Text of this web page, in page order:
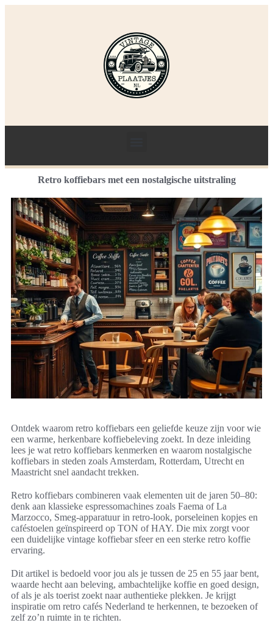
Retro koffiebars met een nostalgische uitstraling
Ontdek waarom retro koffiebars een geliefde keuze zijn voor wie
een warme, herkenbare koffiebeleving zoekt. In deze inleiding
lees je wat retro koffiebars kenmerken en waarom nostalgische
koffiebars in steden zoals Amsterdam, Rotterdam, Utrecht en
Maastricht snel aandacht trekken.
Retro koffiebars combineren vaak elementen uit de jaren 50–80:
denk aan klassieke espressomachines zoals Faema of La
Marzocco, Smeg-apparatuur in retro-look, porseleinen kopjes en
caféstoelen geïnspireerd op TON of HAY. Die mix zorgt voor
een duidelijke vintage koffiebar sfeer en een sterke retro koffie
ervaring.
Dit artikel is bedoeld voor jou als je tussen de 25 en 55 jaar bent,
waarde hecht aan beleving, ambachtelijke koffie en goed design,
of als je als toerist zoekt naar authentieke plekken. Je krijgt
inspiratie om retro cafés Nederland te herkennen, te bezoeken of
zelf zo’n ruimte in te richten.